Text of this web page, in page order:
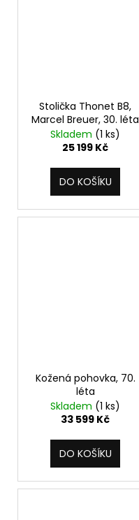
Stolička Thonet B8,
Marcel Breuer, 30. léta
Skladem (1 ks)
25 199 Kč
DO KOŠÍKU
Kožená pohovka, 70.
léta
Skladem (1 ks)
33 599 Kč
DO KOŠÍKU